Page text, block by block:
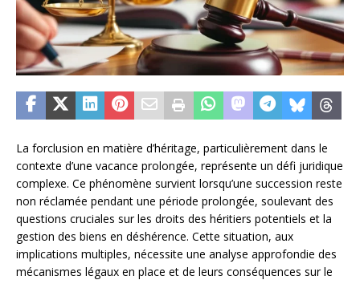
La forclusion en matière d’héritage, particulièrement dans le
contexte d’une vacance prolongée, représente un défi juridique
complexe. Ce phénomène survient lorsqu’une succession reste
non réclamée pendant une période prolongée, soulevant des
questions cruciales sur les droits des héritiers potentiels et la
gestion des biens en déshérence. Cette situation, aux
implications multiples, nécessite une analyse approfondie des
mécanismes légaux en place et de leurs conséquences sur le